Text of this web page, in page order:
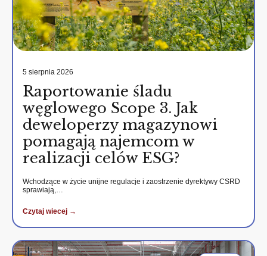
5 sierpnia 2026
Raportowanie śladu
węglowego Scope 3. Jak
deweloperzy magazynowi
pomagają najemcom w
realizacji celów ESG?
Wchodzące w życie unijne regulacje i zaostrzenie dyrektywy CSRD
sprawiają,…
Czytaj wiecej →